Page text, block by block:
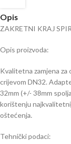
Opis
ZAKRETNI KRAJ
Opis proizvoda:
Kvalitetna zamjena za
crijevom DN32.
32mm (+/- 38mm
korištenju
oštećenja.
Tehnički podaci: